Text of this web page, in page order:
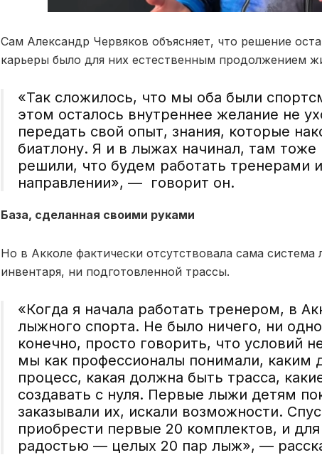
Сам Александр Червяков объясняет, что решение
карьеры было для них естественным продолжением
«Так сложилось, что мы оба были
этом осталось внутреннее желание не
передать свой опыт, знания, которые
биатлону. Я и в лыжах начинал, там
решили, что будем работать тренерами
направлении», — говорит он.
База, сделанная своими руками
Но в Акколе фактически отсутствовала сама
инвентаря, ни подготовленной трассы.
«Когда я начала работать тренером, в
лыжного спорта. Не было ничего, ни
конечно, просто говорить, что условий
мы как профессионалы понимали, каким
процесс, какая должна быть трасса,
создавать с нуля. Первые лыжи детям
заказывали их, искали возможности.
приобрести первые 20 комплектов, и
радостью — целых 20 пар лыж», —